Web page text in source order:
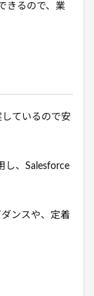
きるので、業
ているので安
し、Salesforce
ンスや、定着